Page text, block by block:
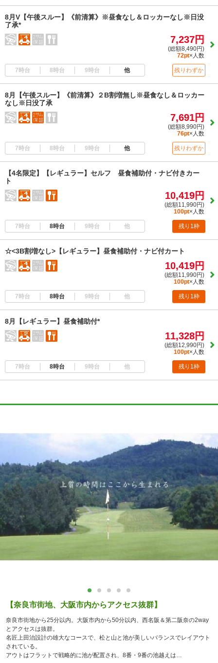
8月V【午後スルー】《前清算》※昼食なし＆ロッカーなし※日没
了承*
7,237円
(総額8,490円)
72pt×人数
7時台 8時台 9時台 他 残りわずか
8月【午後スルー】《前清算》２B割増無し※昼食なし＆ロッカー
なし※日没了承
7,691円
(総額8,990円)
76pt×人数
7時台 8時台 9時台 他 残りわずか
【4名限定】【レギュラー】セルフ 昼食補助付・ナビ付きカー
ト
10,419円
(総額11,990円)
100pt×人数
7時台 8時台 9時台 他 残り1枠
☆<3B割増なし>【レギュラー】昼食補助付・ナビ付カート
10,419円
(総額11,990円)
100pt×人数
7時台 8時台 9時台 他 残り1枠
8月【レギュラー】昼食補助付*
11,328円
(総額12,990円)
100pt×人数
7時台 8時台 9時台 他 残り1枠
【奈良市街地、大阪市内からアクセス抜群】
奈良市街地から25分以内。大阪市内から50分以内、西名阪＆第二阪奈の2way
とアクセスは抜群。
名匠上田治設計の雄大なコースで、松と山と池が美しいバランスでレイアウト
されている。
アウトはフラットで戦略的に池が配置され、8番・9番の池越えは